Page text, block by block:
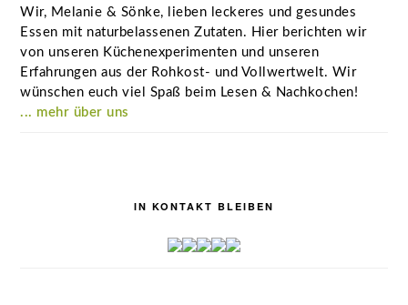
Wir, Melanie & Sönke, lieben leckeres und gesundes
Essen mit naturbelassenen Zutaten. Hier berichten wir
von unseren Küchenexperimenten und unseren
Erfahrungen aus der Rohkost- und Vollwertwelt. Wir
wünschen euch viel Spaß beim Lesen & Nachkochen!
... mehr über uns
IN KONTAKT BLEIBEN